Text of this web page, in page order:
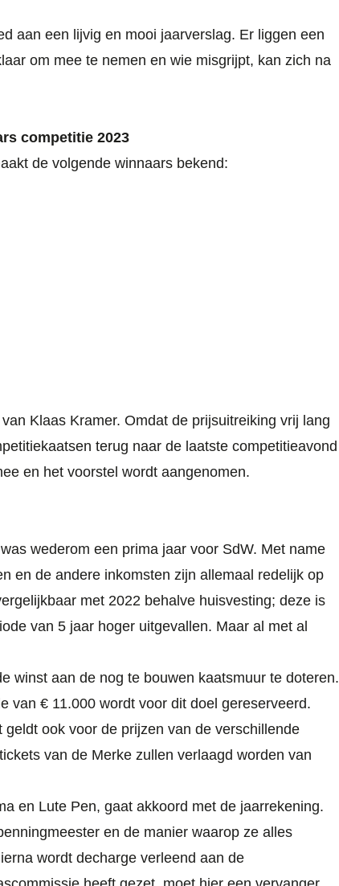
aan een lijvig en mooi jaarverslag. Er liggen een
om mee te nemen en wie misgrijpt, kan zich na
competitie 2023
de volgende winnaars bekend:
Klaas Kramer. Omdat de prijsuitreiking vrij lang
terug naar de laatste competitieavond
en het voorstel wordt aangenomen.
wederom een prima jaar voor SdW. Met name
en de andere inkomsten zijn allemaal redelijk op
met 2022 behalve huisvesting; deze is
van 5 jaar hoger uitgevallen. Maar al met al
winst aan de nog te bouwen kaatsmuur te doteren.
van € 11.000 wordt voor dit doel gereserveerd.
ook voor de prijzen van de verschillende
van de Merke zullen verlaagd worden van
en Lute Pen, gaat akkoord met de jaarrekening.
en de manier waarop ze alles
wordt decharge verleend aan de